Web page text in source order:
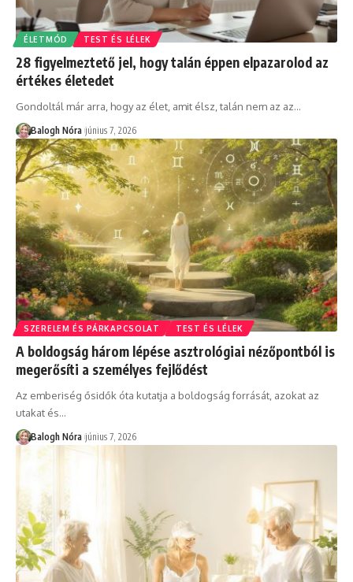
ÉLETMÓD TEST ÉS LÉLEK
28 figyelmeztető jel, hogy talán éppen elpazarolod az
értékes életedet
Gondoltál már arra, hogy az élet, amit élsz, talán nem az az…
Balogh Nóra június 7, 2026
SZERELEM ÉS PÁRKAPCSOLAT TEST ÉS LÉLEK
A boldogság három lépése asztrológiai nézőpontból is
megerősíti a személyes fejlődést
Az emberiség ősidők óta kutatja a boldogság forrását, azokat az
utakat és…
Balogh Nóra június 7, 2026